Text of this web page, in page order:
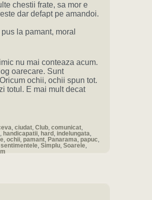
chestii frate, sa mor e
dar defapt pe amandoi.
la pamant, moral
nu mai conteaza acum.
oarecare. Sunt
ochii, ochii spun tot.
totul. E mai mult decat
ciudat Club comunicat
handicapatii hard indelungata
ochii pamant Panarama papuc
sentimentele Simplu Soarele